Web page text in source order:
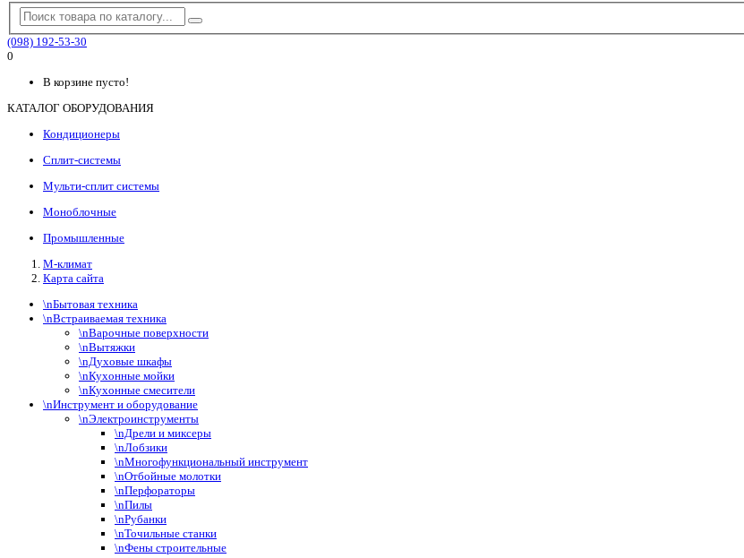
(098) 192-53-30
0
В корзине пусто!
КАТАЛОГ ОБОРУДОВАНИЯ
Кондиционеры
Сплит-системы
Мульти-сплит системы
Моноблочные
Промышленные
М-климат
Карта сайта
\nБытовая техника
\nВстраиваемая техника
\nВарочные поверхности
\nВытяжки
\nДуховые шкафы
\nКухонные мойки
\nКухонные смесители
\nИнструмент и оборудование
\nЭлектроинструменты
\nДрели и миксеры
\nЛобзики
\nМногофункциональный инструмент
\nОтбойные молотки
\nПерфораторы
\nПилы
\nРубанки
\nТочильные станки
\nФены строительные